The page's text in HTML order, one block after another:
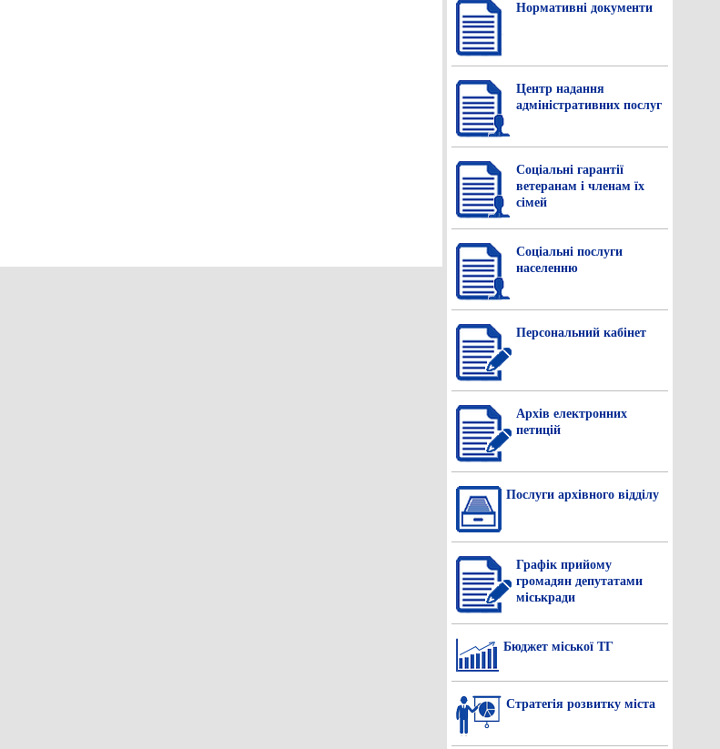
Нормативнi документи
Центр надання
адміністративних послуг
Соціальні гарантії
ветеранам і членам їх
сімей
Соціальні послуги
населенню
Персональний кабінет
Архів електронних
петицій
Послуги архівного відділу
Графік прийому
громадян депутатами
міськради
Бюджет міської ТГ
Стратегія розвитку міста